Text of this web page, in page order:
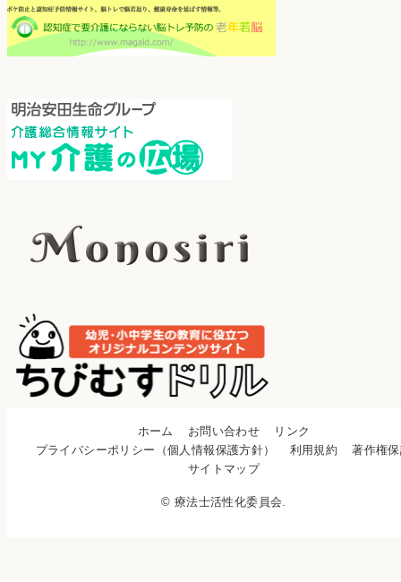
ホーム お問い合わせ
リンク
プライバシーポリシー（個人情報保護方針）
利用規約
著作権
サイトマップ
© 療法士活性化委員会.